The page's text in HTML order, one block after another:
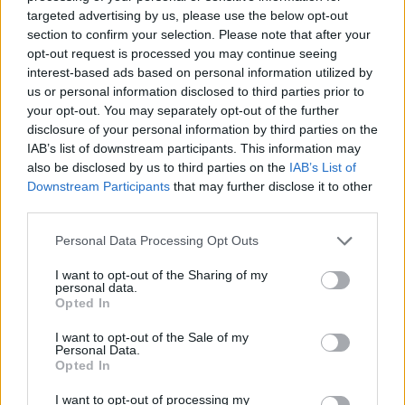
targeted advertising by us, please use the below opt-out
section to confirm your selection. Please note that after your
opt-out request is processed you may continue seeing
interest-based ads based on personal information utilized by
us or personal information disclosed to third parties prior to
your opt-out. You may separately opt-out of the further
disclosure of your personal information by third parties on the
IAB’s list of downstream participants. This information may
also be disclosed by us to third parties on the IAB’s List of
Downstream Participants that may further disclose it to other
Personal Data Processing Opt Outs
I want to opt-out of the Sharing of my
personal data.
Opted In
I want to opt-out of the Sale of my
Personal Data.
Opted In
I want to opt-out of processing my
Az Oktatási Hivatal próbafeladatokat tartalmazó oldalán találtunk
egy olyan példafeladatot, amely ez utóbbi kategóriába tartozik.
Ennél a diákoknak azt kell eldönteniük, hogy a Napra vagy a
Holdra igazak-e a következő állítások:
A Földhöz legközelebb keringő égitest.
Saját fénye van.
Körülötte keringenek a bolygók.
Fő összetevője a hidrogén.
Felszínét kráterek borítják.
Miért nem vagyunk igazán jók természettudományokból?
Az idei kompetenciamérés eredményeit érdemes lesz majd
összehasonlítani a szintén idén esedékes PISA-felmérés adataival -
ezt lehetővé is teszi a teszt felépítése. Az utolsó, 2018 tavaszán
feladatokban 481 pontot szereztek – összehasonlításképpen: az
OECD-átlag természettudományokból 489, ezzel az OECD-
országok közül a 27. helyen állunk.